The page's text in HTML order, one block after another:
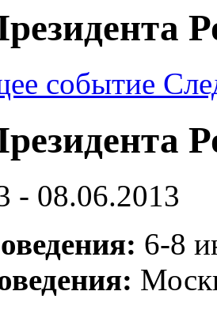
событие
- 08.06.2013
6-8